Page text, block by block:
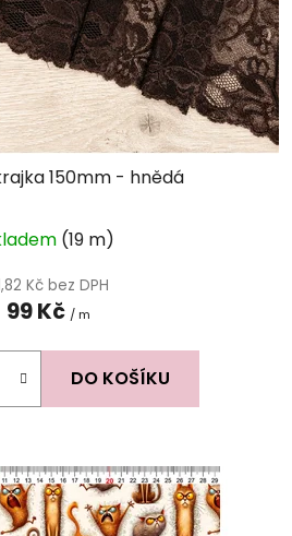
150mm - hnědá
(19 m)
Kč bez DPH
99 Kč / m
DO KOŠÍKU